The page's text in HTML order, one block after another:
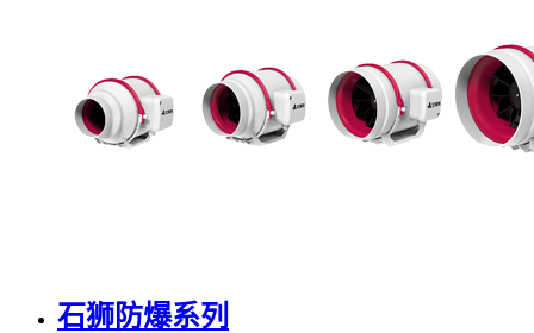
石狮防爆系列